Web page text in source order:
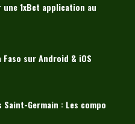
1xBet application au
sur Android & iOS
Saint-Germain : Les compo